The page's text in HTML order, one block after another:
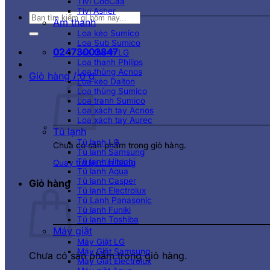
Tìm
kiếm:
02473003847
Giỏ hàng /0₫
Chưa có sản phẩm trong giỏ hàng.
Quay trở lại cửa hàng
Giỏ hàng
Chưa có sản phẩm trong giỏ hàng.
Tivi Asher
Âm thanh
Loa kéo Sumico
Loa Sub Sumico
Loa thanh LG
Loa thanh Philips
Loa thùng Acnos
Loa kéo Dalton
Loa thùng Sumico
Loa tranh Sumico
Loa xách tay Acnos
Loa xách tay Aurec
Tủ lạnh
Tủ lạnh LG
Tủ lạnh Samsung
Tủ lạnh Hitachi
Tủ lạnh Aqua
Tủ lạnh Casper
Tủ lạnh Electrolux
Tủ Lạnh Panasonic
Tủ lạnh Funiki
Tủ lạnh Toshiba
Máy giặt
Máy Giặt LG
Máy Giặt Samsung
Máy Giặt Electrolux